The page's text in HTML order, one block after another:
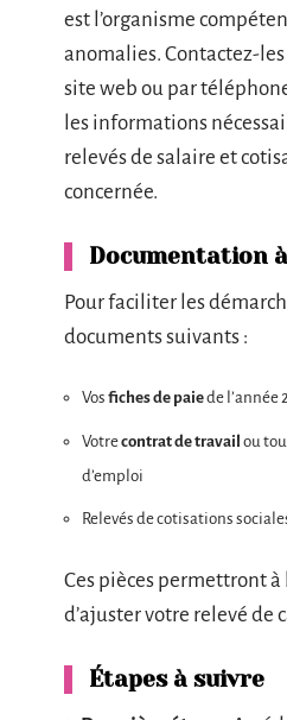
est l’organisme
anomalies. Contactez-
site web ou par
les informations
relevés de salaire et
concernée.
Documentation
Pour faciliter les
documents suivants :
Vos fiches de paiede l’année
Votrecontrat de travail ou
d’emploi
Relevés de cotisations
Ces pièces permettront
d’ajuster votre relevé de
Étapes à suivre